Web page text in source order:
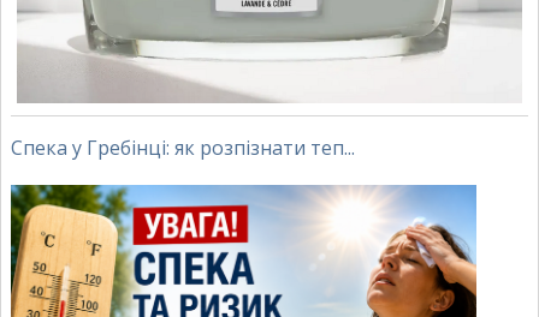
Спека у Гребінці: як розпізнати теп...